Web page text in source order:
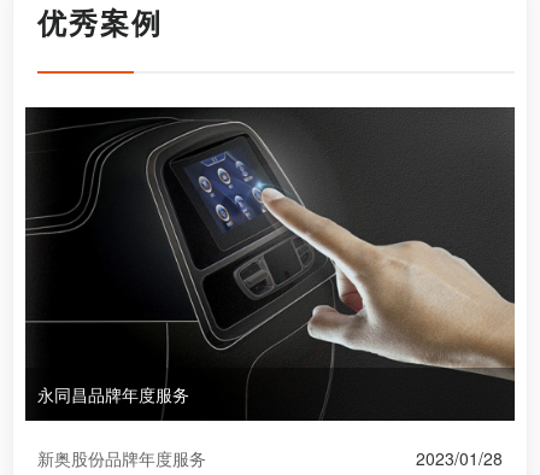
优秀案例
永同昌品牌年度服务
2023/01/28
新奥股份品牌年度服务